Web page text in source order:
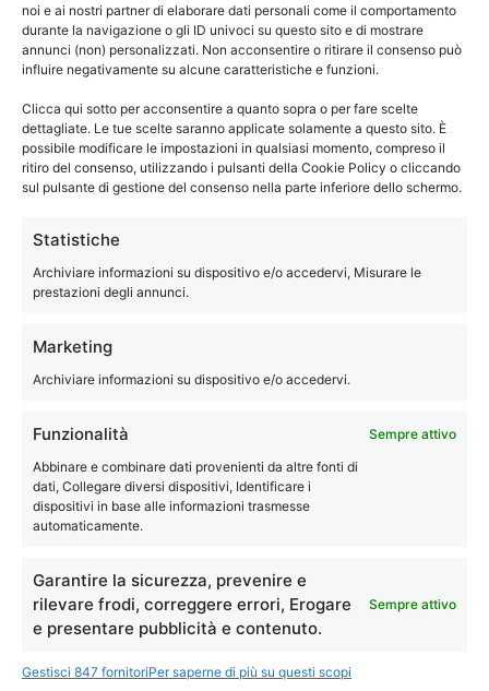
noi e ai nostri partner di elaborare dati personali come il comportamento
durante la navigazione o gli ID univoci su questo sito e di mostrare
annunci (non) personalizzati. Non acconsentire o ritirare il consenso può
influire negativamente su alcune caratteristiche e funzioni.
Clicca qui sotto per acconsentire a quanto sopra o per fare scelte
dettagliate. Le tue scelte saranno applicate solamente a questo sito. È
possibile modificare le impostazioni in qualsiasi momento, compreso il
ritiro del consenso, utilizzando i pulsanti della Cookie Policy o cliccando
sul pulsante di gestione del consenso nella parte inferiore dello schermo.
Statistiche
Archiviare informazioni su dispositivo e/o accedervi, Misurare le
prestazioni degli annunci.
Marketing
Archiviare informazioni su dispositivo e/o accedervi.
Funzionalità
Sempre attivo
Abbinare e combinare dati provenienti da altre fonti di
dati, Collegare diversi dispositivi, Identificare i
dispositivi in base alle informazioni trasmesse
automaticamente.
Garantire la sicurezza, prevenire e
rilevare frodi, correggere errori, Erogare
e presentare pubblicità e contenuto.
Sempre attivo
Gestisci 847 fornitoriPer saperne di più su questi scopi
La tua asciugatrice Siemens ® ti dà dei problemi? Non
asciuga più come una volta? I programmi di asciugatura
asciugatrice?
Chiama e prenota un tecnico specializzato di Elettrodom
Service, per riparazione o assistenza sulla tua asciugatrice
di marca Siemens ® .
Assistenza Siemens Castel San Pietro
ricambi con garanzia di un anno.
riparazione, manutenzione e pulizia della asciugatrice
Siemens®.
asciugatrice direttamente a domicilio.
051-0040244
Assistenza Siemens Castel San
Pietro lavastoviglie